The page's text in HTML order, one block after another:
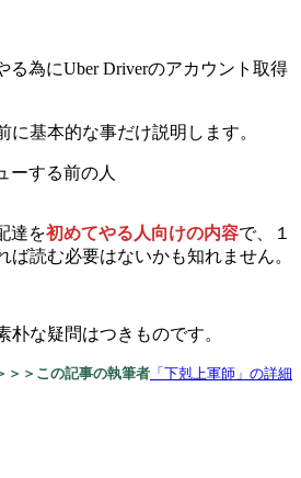
る為にUber Driverのアカウント取得
に基本的な事だけ説明します。
ーする前の人
達を初めてやる人向けの内容で、１
ば読む必要はないかも知れません。
朴な疑問はつきものです。
＞＞この記事の執筆者 「下剋上軍師」の詳細